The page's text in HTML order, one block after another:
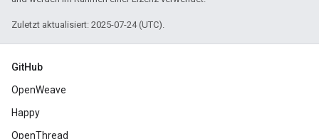
Zuletzt aktualisiert: 2025-07-24 (UTC).
GitHub
OpenWeave
Happy
OpenThread